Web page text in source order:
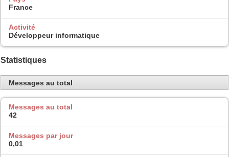
France
Activité
Développeur informatique
Statistiques
Messages au total
Messages au total
42
Messages par jour
0,01